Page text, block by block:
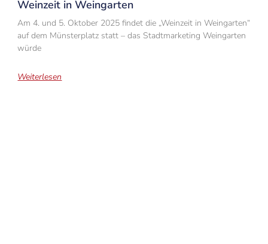
Weinzeit in Weingarten
Am 4. und 5. Oktober 2025 findet die „Weinzeit in Weingarten“
auf dem Münsterplatz statt – das Stadtmarketing Weingarten
würde
Weiterlesen